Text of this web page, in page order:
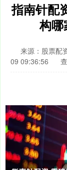
指南针配
构哪
来源：股票配
09 09:36:56